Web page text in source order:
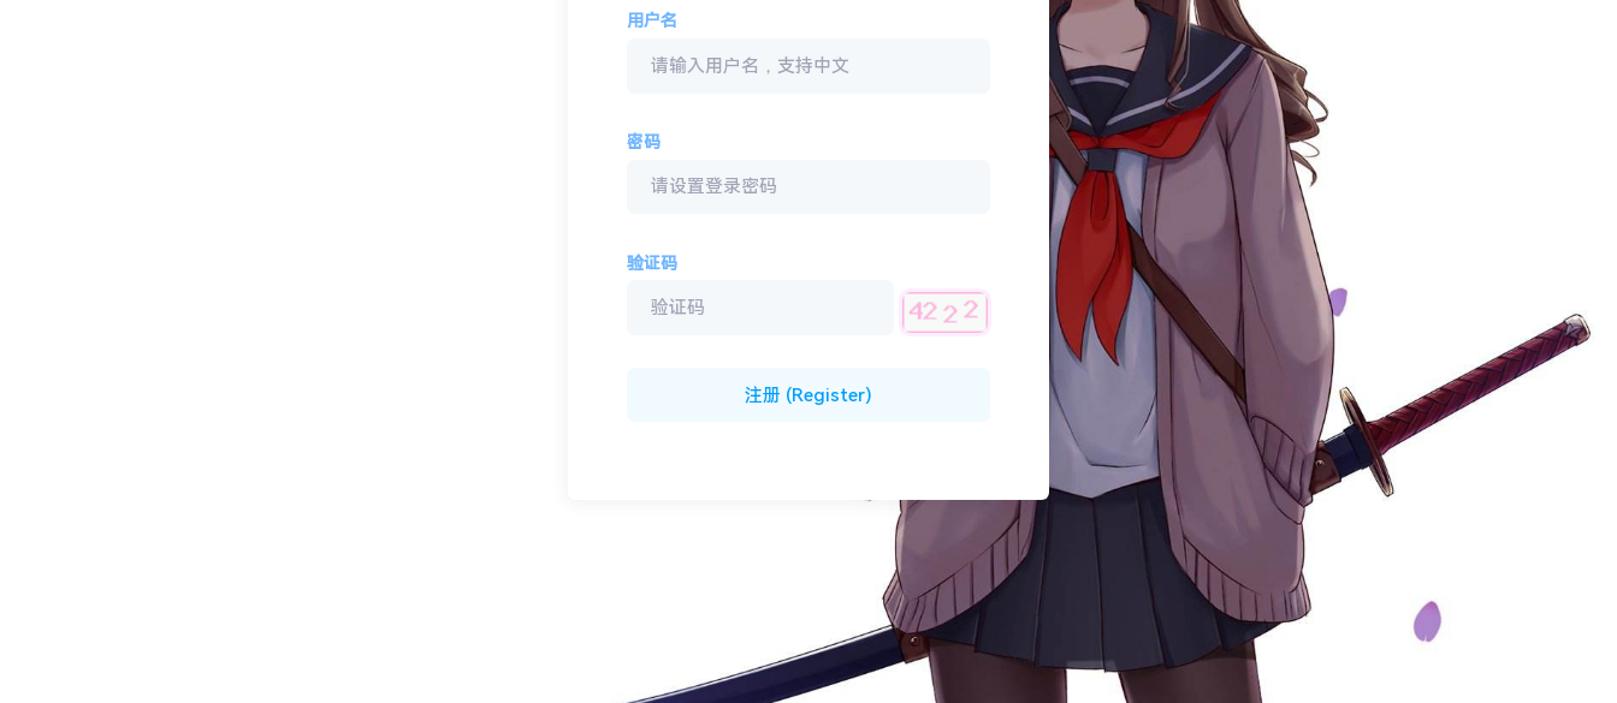
用户名
密码
验证码
注册 (Register)